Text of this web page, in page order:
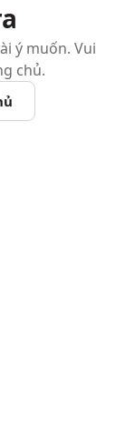
ý muốn. Vui
chủ.